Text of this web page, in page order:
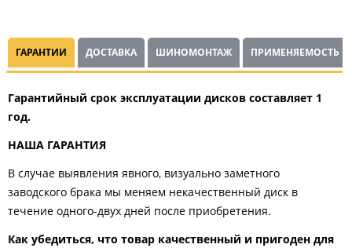
ГАРАНТИИ ДОСТАВКА ШИНОМОНТАЖ ПРИМЕНЯЕМОСТЬ
Гарантийный срок эксплуатации дисков составляет 1
год.
НАША ГАРАНТИЯ
В случае выявления явного, визуально заметного
заводского брака мы меняем некачественный диск в
течение одного-двух дней после приобретения.
Как убедиться, что товар качественный и пригоден для